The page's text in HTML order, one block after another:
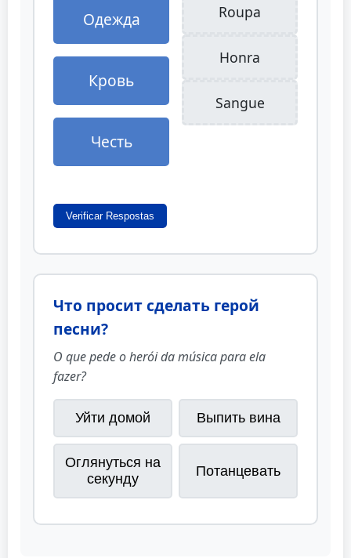
Одежда
Кровь
Честь
Roupa
Honra
Sangue
Verificar Respostas
Что просит сделать герой
песни?
O que pede o herói da música para ela
fazer?
Уйти домой Выпить вина
Оглянуться на
секунду
Потанцевать